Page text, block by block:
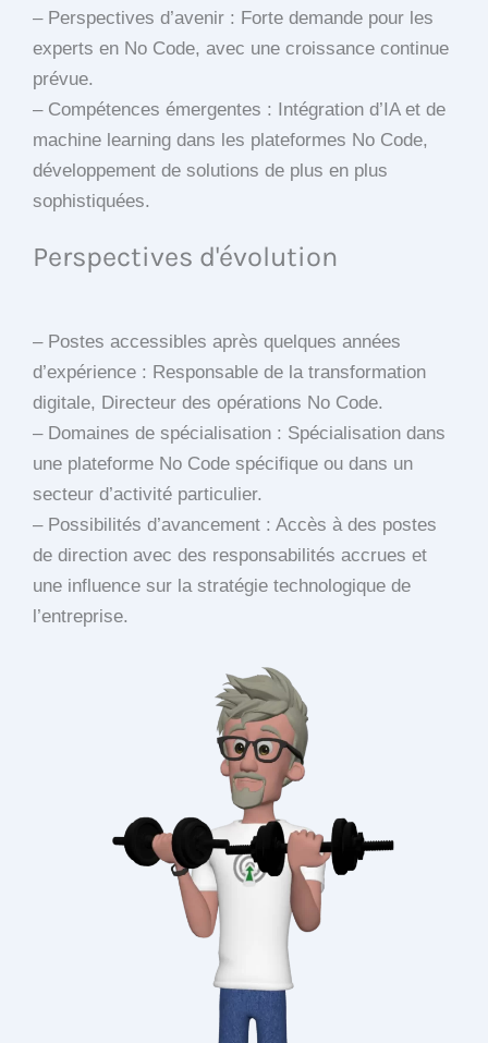
– Perspectives d’avenir : Forte demande pour les
experts en No Code, avec une croissance continue
prévue.
– Compétences émergentes : Intégration d’IA et de
machine learning dans les plateformes No Code,
développement de solutions de plus en plus
sophistiquées.
Perspectives d'évolution
– Postes accessibles après quelques années
d’expérience : Responsable de la transformation
digitale, Directeur des opérations No Code.
– Domaines de spécialisation : Spécialisation dans
une plateforme No Code spécifique ou dans un
secteur d’activité particulier.
– Possibilités d’avancement : Accès à des postes
de direction avec des responsabilités accrues et
une influence sur la stratégie technologique de
l’entreprise.